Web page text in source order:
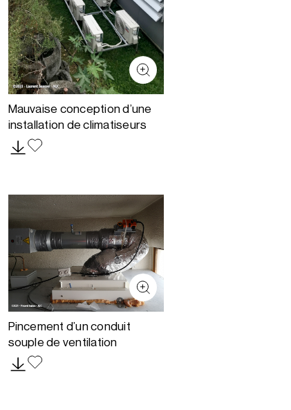
Mauvaise conception d’une
installation de climatiseurs
Pincement d’un conduit
souple de ventilation